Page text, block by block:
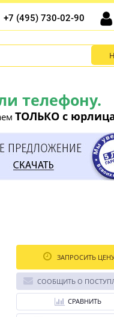
телефону.
ТОЛЬКО с
+7 (495) 730-02-90
ЗАПРОСИТЬ
СООБЩИТЬ О
СРАВНИТЬ